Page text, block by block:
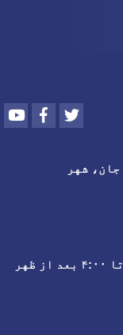
Youtube Facebook
شهر